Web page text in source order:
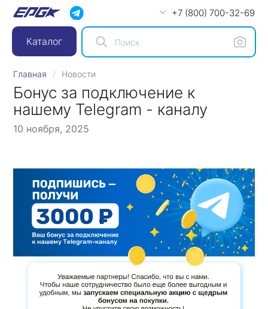
+7 (800) 700-32-69
Каталог
Главная Новости
Бонус за подключение к
нашему Telegram - каналу
10 ноября, 2025